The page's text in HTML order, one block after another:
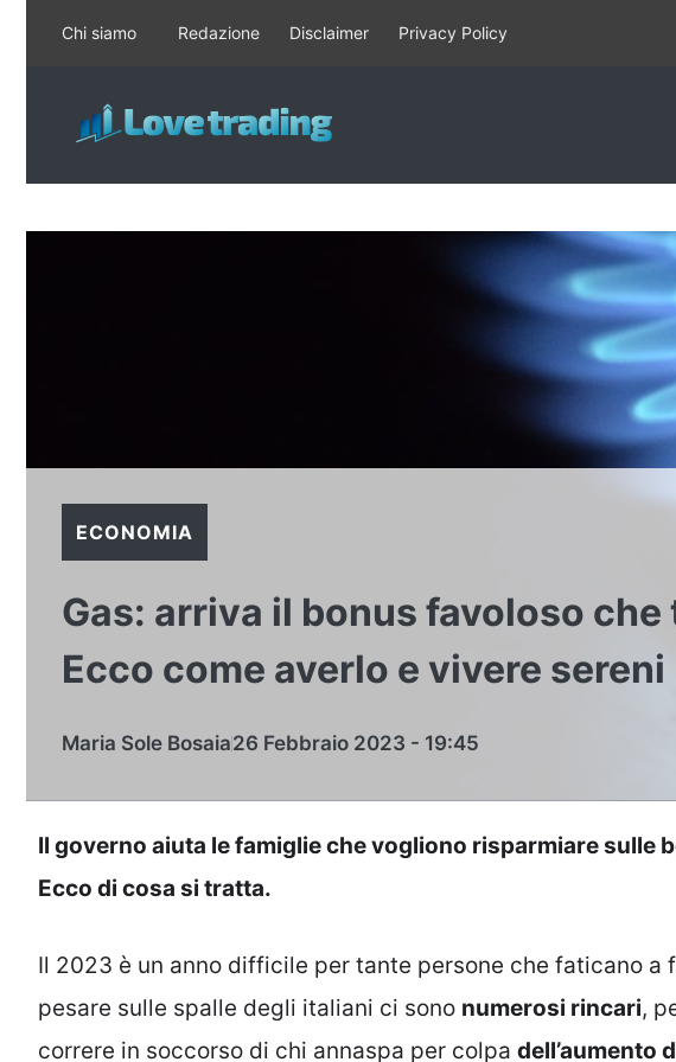
contenuto
Chi siamo Redazione Disclaimer Privacy Policy
ECONOMIA
Gas: arriva il bonus favoloso
Ecco come averlo e vivere sereni
Maria Sole Bosaia26 Febbraio 2023 - 19:45
Il governo aiuta le famiglie che vogliono risparmiare sulle
Ecco di cosa si tratta.
Il 2023 è un anno difficile per tante persone che faticano a
pesare sulle spalle degli italiani ci sono numerosi rincari,
correre in soccorso di chi annaspa per colpa dell’aumento